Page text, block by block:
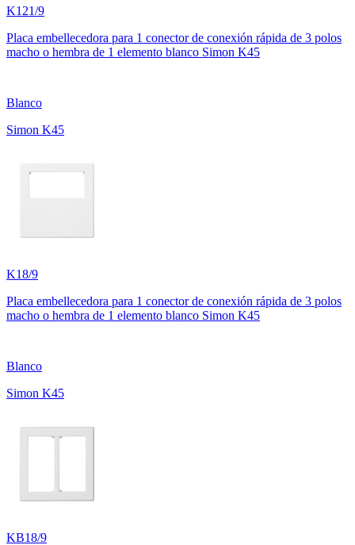
K121/9
Placa embellecedora para 1 conector de conexión rápida de 3 polos
macho o hembra de 1 elemento blanco Simon K45
Blanco
Simon K45
K18/9
Placa embellecedora para 1 conector de conexión rápida de 3 polos
macho o hembra de 1 elemento blanco Simon K45
Blanco
Simon K45
KB18/9